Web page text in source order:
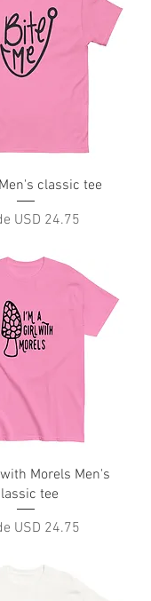
Vista rápidaclassic tee
USD 24.75
de oferta
rápida
Morels Men's
tee
USD 24.75
de oferta